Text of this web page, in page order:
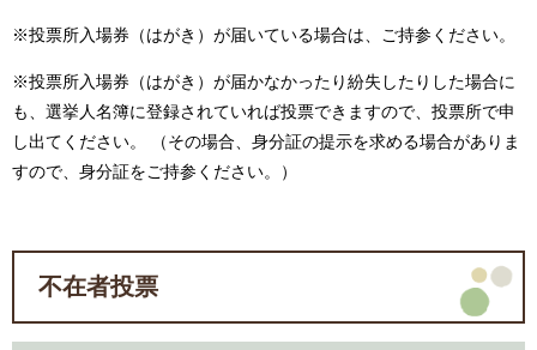
※投票所入場券（はがき）が届いている場合は、ご持参ください。
※投票所入場券（はがき）が届かなかったり紛失したりした場合に
も、選挙人名簿に登録されていれば投票できますので、投票所で申
し出てください。 （その場合、身分証の提示を求める場合がありま
すので、身分証をご持参ください。）
不在者投票